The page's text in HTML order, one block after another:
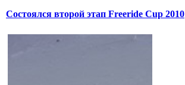
Состоялся второй этап Freeride Cup 2010